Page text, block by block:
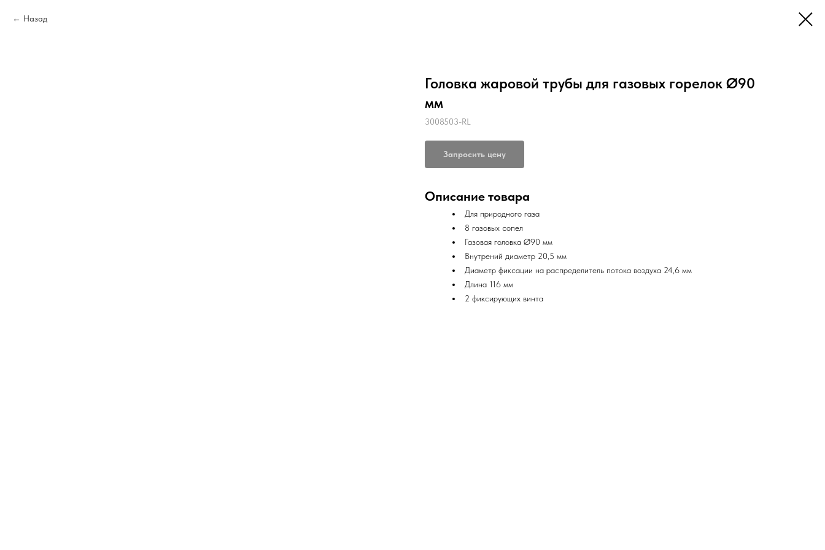
Назад
Головка жаровой трубы для газовых горелок Ø90
мм
3008503-RL
Запросить цену
Описание товара
Для природного газа
8 газовых сопел
Газовая головка Ø90 мм
Внутрений диаметр 20,5 мм
Диаметр фиксации на распределитель потока воздуха 24,6 мм
Длина 116 мм
2 фиксирующих винта